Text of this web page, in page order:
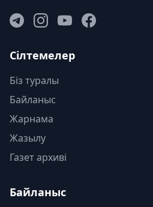
Сілтемелер
Біз туралы
Байланыс
Жарнама
Жазылу
Газет архиві
Байланыс